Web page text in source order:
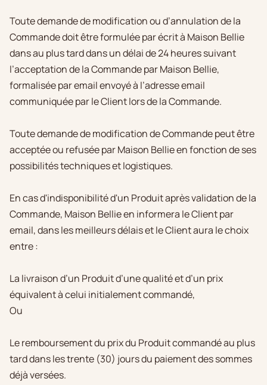
Toute demande de modification ou d’annulation de la
Commande doit être formulée par écrit à Maison Bellie
dans au plus tard dans un délai de 24 heures suivant
l’acceptation de la Commande par Maison Bellie,
formalisée par email envoyé à l’adresse email
communiquée par le Client lors de la Commande.
Toute demande de modification de Commande peut être
acceptée ou refusée par Maison Bellie en fonction de ses
possibilités techniques et logistiques.
En cas d'indisponibilité d'un Produit après validation de la
Commande, Maison Bellie en informera le Client par
email, dans les meilleurs délais et le Client aura le choix
entre :
La livraison d’un Produit d’une qualité et d’un prix
équivalent à celui initialement commandé,
Ou
Le remboursement du prix du Produit commandé au plus
tard dans les trente (30) jours du paiement des sommes
déjà versées.